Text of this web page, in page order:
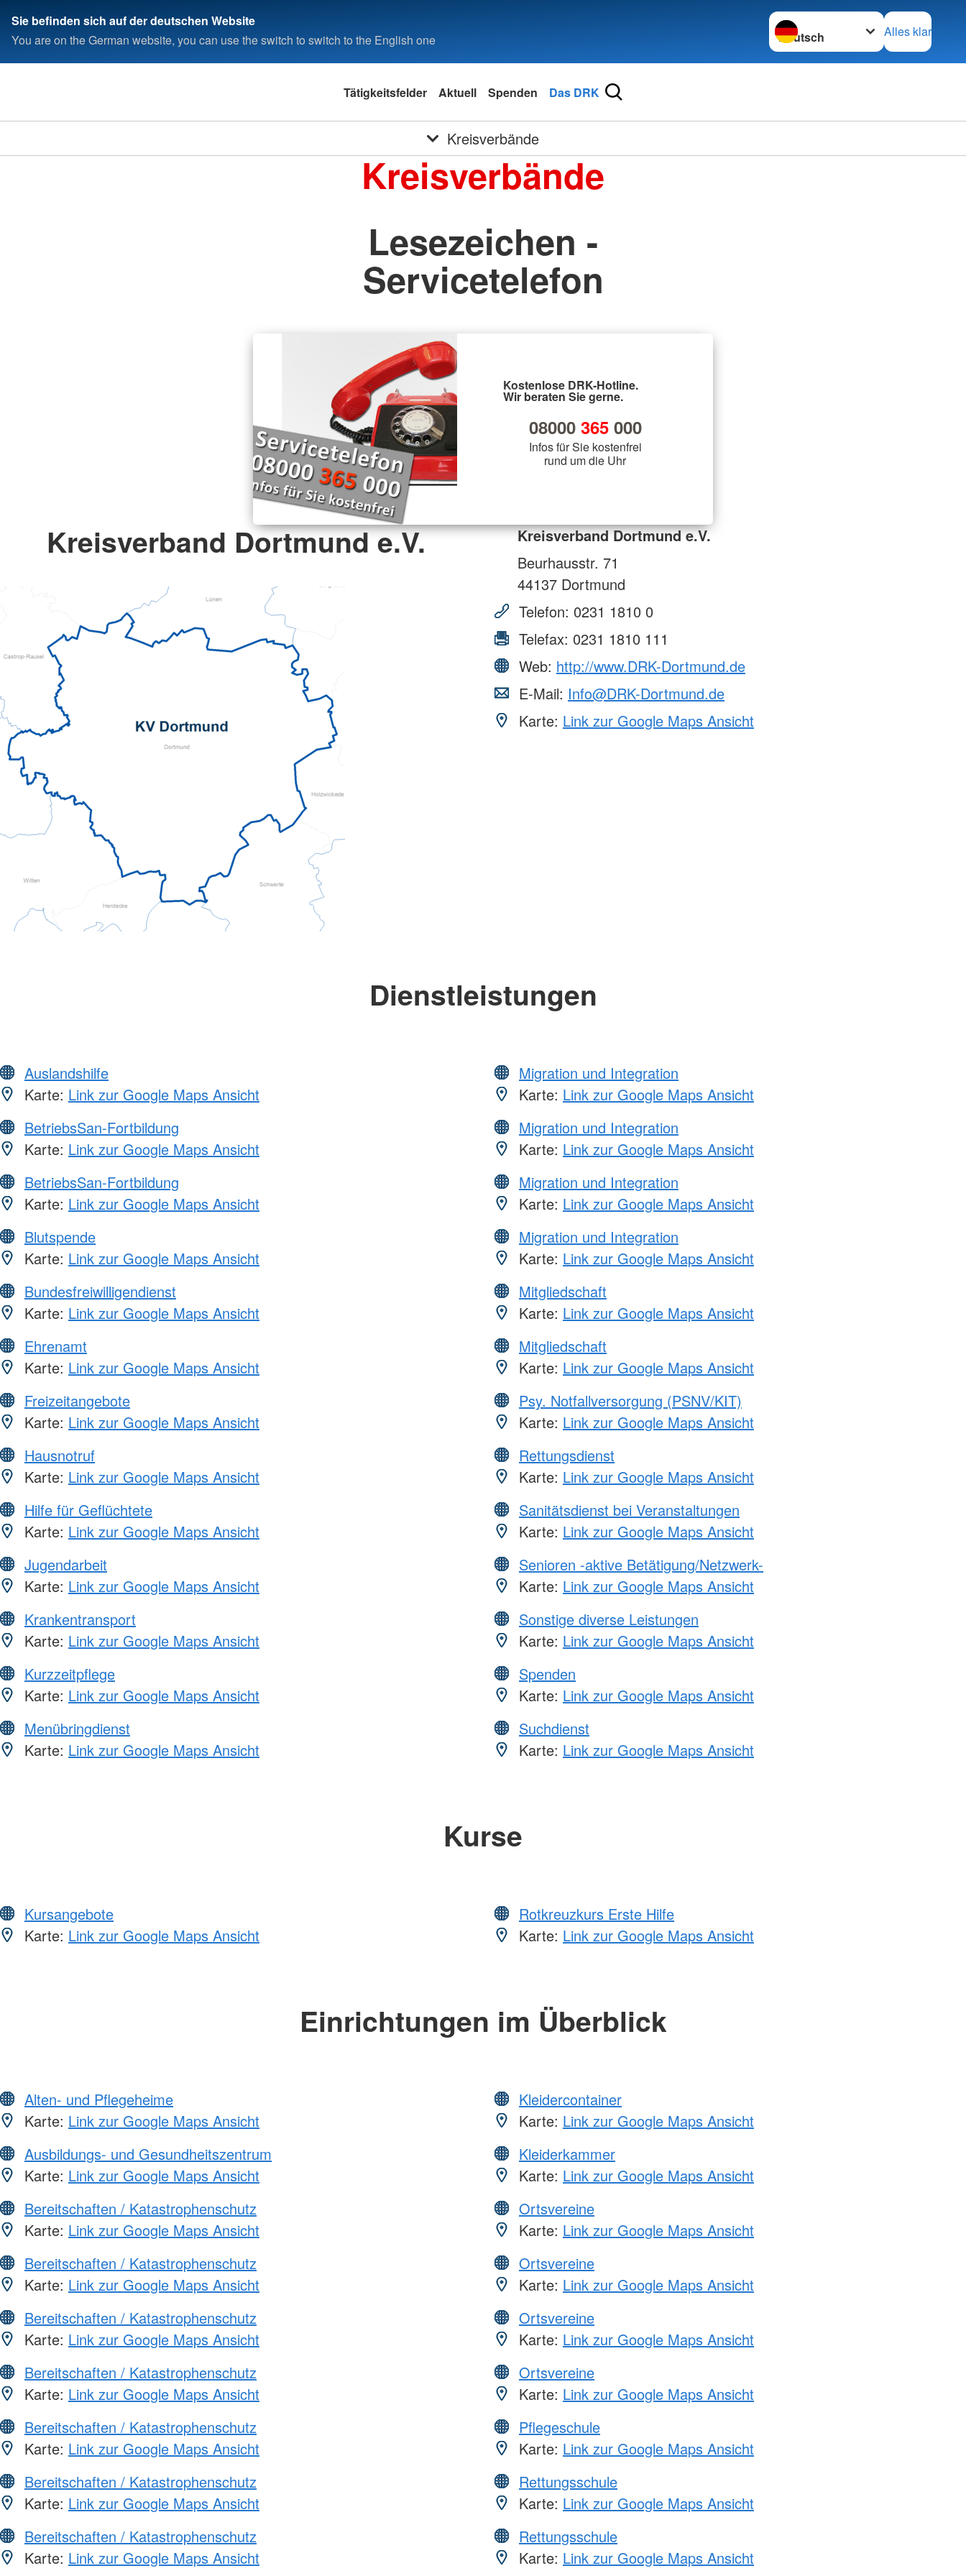
Sie befinden sich auf der deutschen Website
You are on the German website, you can use the switch to switch to the English one
Sprache wechseln zu
Alles klar
Tätigkeitsfelder Aktuell Spenden Das DRK
Kreisverbände
Kreisverbände
Lesezeichen -
Servicetelefon
Kostenlose DRK-Hotline.
Wir beraten Sie gerne.
08000 365000
Infos für Sie kostenfrei
rund um die Uhr
Kreisverband Dortmund e.V.
Kreisverband Dortmund e.V.
Beurhausstr. 71
44137 Dortmund
Telefon: 0231 1810 0
Telefax: 0231 1810 111
Web: http://www.DRK-Dortmund.de
E-Mail: Info@DRK-Dortmund.de
Karte: Link zur Google Maps Ansicht
Dienstleistungen
Auslandshilfe
Karte: Link zur Google Maps Ansicht
BetriebsSan-Fortbildung
Karte: Link zur Google Maps Ansicht
BetriebsSan-Fortbildung
Karte: Link zur Google Maps Ansicht
Blutspende
Karte: Link zur Google Maps Ansicht
Bundesfreiwilligendienst
Karte: Link zur Google Maps Ansicht
Ehrenamt
Karte: Link zur Google Maps Ansicht
Freizeitangebote
Karte: Link zur Google Maps Ansicht
Hausnotruf
Karte: Link zur Google Maps Ansicht
Hilfe für Geflüchtete
Karte: Link zur Google Maps Ansicht
Jugendarbeit
Karte: Link zur Google Maps Ansicht
Krankentransport
Karte: Link zur Google Maps Ansicht
Kurzzeitpflege
Karte: Link zur Google Maps Ansicht
Menübringdienst
Karte: Link zur Google Maps Ansicht
Migration und Integration
Karte: Link zur Google Maps Ansicht
Migration und Integration
Karte: Link zur Google Maps Ansicht
Migration und Integration
Karte: Link zur Google Maps Ansicht
Migration und Integration
Karte: Link zur Google Maps Ansicht
Mitgliedschaft
Karte: Link zur Google Maps Ansicht
Mitgliedschaft
Karte: Link zur Google Maps Ansicht
Psy. Notfallversorgung (PSNV/KIT)
Karte: Link zur Google Maps Ansicht
Rettungsdienst
Karte: Link zur Google Maps Ansicht
Sanitätsdienst bei Veranstaltungen
Karte: Link zur Google Maps Ansicht
Senioren -aktive Betätigung/Netzwerk-
Karte: Link zur Google Maps Ansicht
Sonstige diverse Leistungen
Karte: Link zur Google Maps Ansicht
Spenden
Karte: Link zur Google Maps Ansicht
Suchdienst
Karte: Link zur Google Maps Ansicht
Kurse
Kursangebote
Karte: Link zur Google Maps Ansicht
Rotkreuzkurs Erste Hilfe
Karte: Link zur Google Maps Ansicht
Einrichtungen im Überblick
Alten- und Pflegeheime
Karte: Link zur Google Maps Ansicht
Ausbildungs- und Gesundheitszentrum
Karte: Link zur Google Maps Ansicht
Bereitschaften / Katastrophenschutz
Karte: Link zur Google Maps Ansicht
Bereitschaften / Katastrophenschutz
Karte: Link zur Google Maps Ansicht
Bereitschaften / Katastrophenschutz
Karte: Link zur Google Maps Ansicht
Bereitschaften / Katastrophenschutz
Karte: Link zur Google Maps Ansicht
Bereitschaften / Katastrophenschutz
Karte: Link zur Google Maps Ansicht
Bereitschaften / Katastrophenschutz
Karte: Link zur Google Maps Ansicht
Bereitschaften / Katastrophenschutz
Karte: Link zur Google Maps Ansicht
Kleidercontainer
Karte: Link zur Google Maps Ansicht
Kleiderkammer
Karte: Link zur Google Maps Ansicht
Ortsvereine
Karte: Link zur Google Maps Ansicht
Ortsvereine
Karte: Link zur Google Maps Ansicht
Ortsvereine
Karte: Link zur Google Maps Ansicht
Ortsvereine
Karte: Link zur Google Maps Ansicht
Pflegeschule
Karte: Link zur Google Maps Ansicht
Rettungsschule
Karte: Link zur Google Maps Ansicht
Rettungsschule
Karte: Link zur Google Maps Ansicht